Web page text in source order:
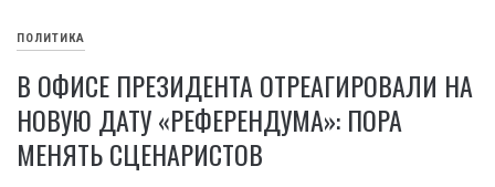
ПОЛИТИКА
В ОФИСЕ ПРЕЗИДЕНТА ОТРЕАГИРОВАЛИ НА
НОВУЮ ДАТУ «РЕФЕРЕНДУМА»: ПОРА
МЕНЯТЬ СЦЕНАРИСТОВ